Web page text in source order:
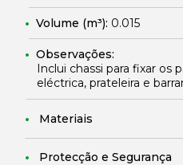
Volume (m³): 0.015
Observações:
Inclui chassi para fixar os
eléctrica, prateleira e
Materiais
Protecção e Segurança